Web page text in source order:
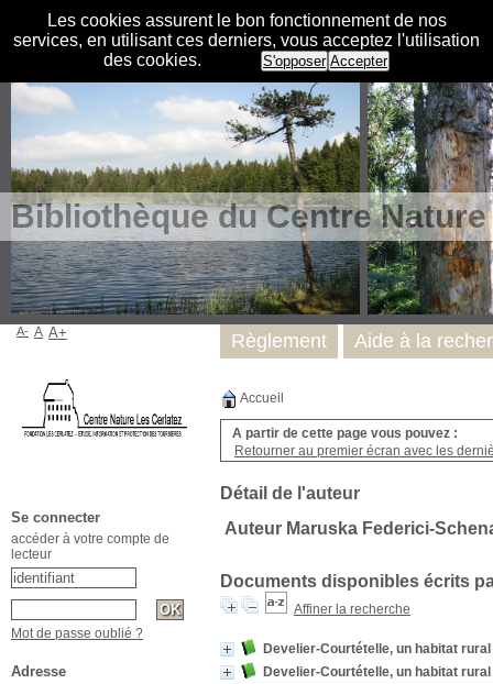
Les cookies assurent le bon fonctionnement de nos
services, en utilisant ces derniers, vous acceptez l'utilisation
des cookies.
S'opposer Accepter
Bibliothèque du Centre
Accueil
A partir de cette page vous pouvez :
Retourner au premier écran avec les
Détail de l'auteur
Auteur Maruska Federici-
Documents disponibles écrits
Affiner la recherche
Develier-Courtételle, un habitat
Develier-Courtételle, un habitat
Règlement Aide à la
A- A A+
Se connecter
accéder à votre compte de
lecteur
Mot de passe oublié ?
Adresse